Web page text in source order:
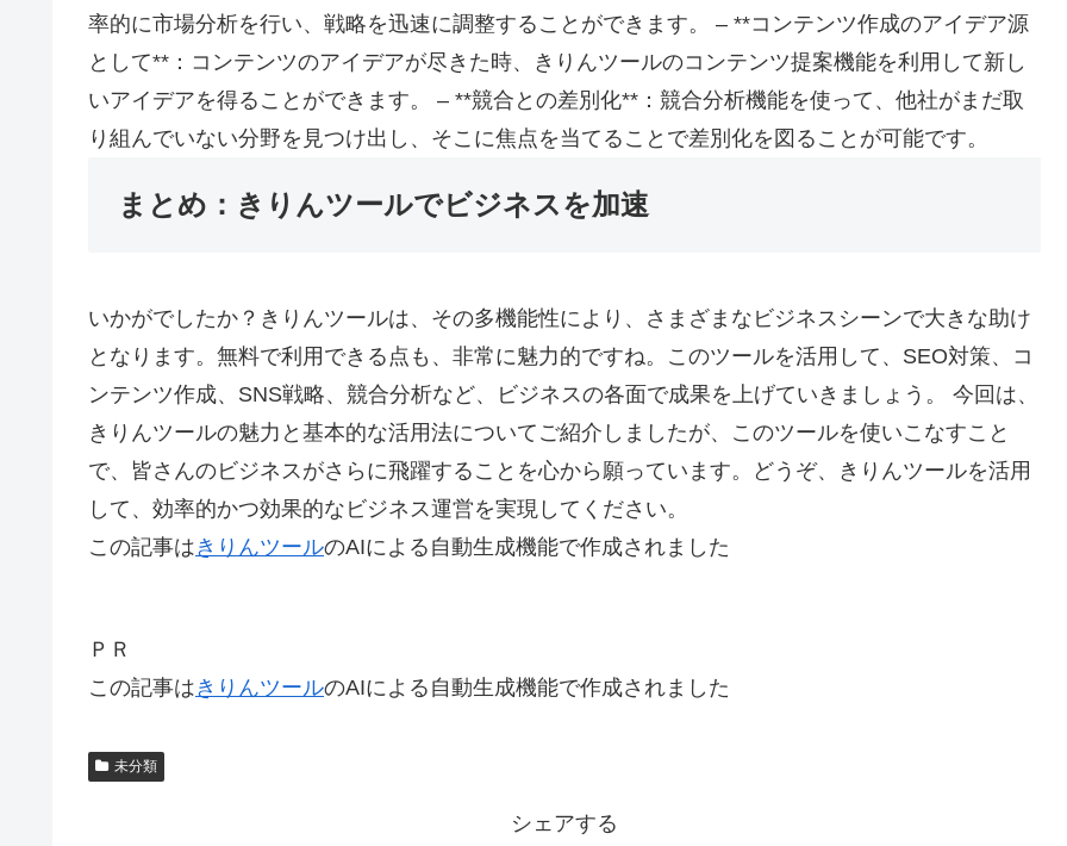
率的に市場分析を行い、戦略を迅速に調整することができます。 – **コンテンツ作成のアイデア源
として**：コンテンツのアイデアが尽きた時、きりんツールのコンテンツ提案機能を利用して新し
いアイデアを得ることができます。 – **競合との差別化**：競合分析機能を使って、他社がまだ取
り組んでいない分野を見つけ出し、そこに焦点を当てることで差別化を図ることが可能です。
まとめ：きりんツールでビジネスを加速
いかがでしたか？きりんツールは、その多機能性により、さまざまなビジネスシーンで大きな助け
となります。無料で利用できる点も、非常に魅力的ですね。このツールを活用して、SEO対策、コ
ンテンツ作成、SNS戦略、競合分析など、ビジネスの各面で成果を上げていきましょう。 今回は、
きりんツールの魅力と基本的な活用法についてご紹介しましたが、このツールを使いこなすこと
で、皆さんのビジネスがさらに飛躍することを心から願っています。どうぞ、きりんツールを活用
して、効率的かつ効果的なビジネス運営を実現してください。
この記事は きりんツールのAIによる自動生成機能で作成されました
ＰＲ
この記事は きりんツールのAIによる自動生成機能で作成されました
未分類
シェアする